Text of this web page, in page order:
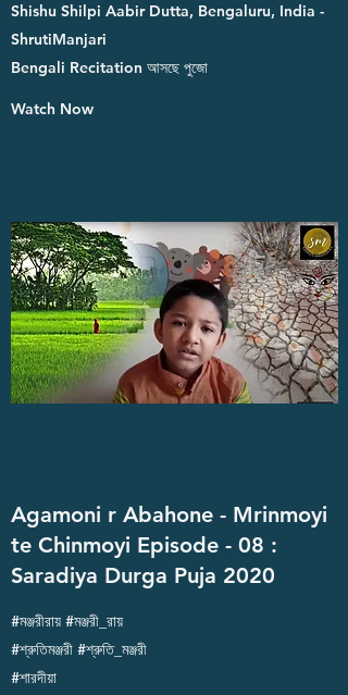
Shishu Shilpi Aabir Dutta, Bengaluru, India -
ShrutiManjari
Bengali Recitation আসছে পুজো
Watch Now
Agamoni r Abahone - Mrinmoyi
te Chinmoyi Episode - 08 :
Saradiya Durga Puja 2020
#মঞ্জরীরায় #মঞ্জরী_রায়
#শ্রুতিমঞ্জরী #শ্রুতি_মঞ্জরী
#শারদীয়া